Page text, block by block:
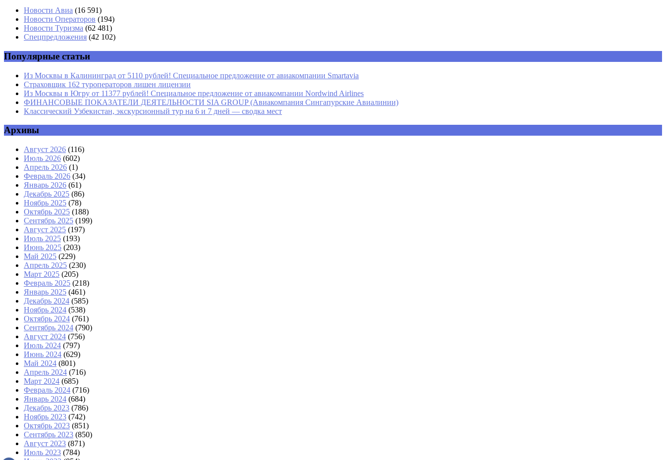
Имя *
Email*
Новости Авиа (16 591)
Новости Операторов (194)
Новости Туризма (62 481)
Спецпредложения (42 102)
Популярные статьи
Из Москвы в Калининград от 5110 рублей! Специальное предложение от авиакомпании Smartavia
Страховщик 162 туроператоров лишен лицензии
Из Москвы в Югру от 11377 рублей! Специальное предложение от авиакомпании Nordwind Airlines
ФИНАНСОВЫЕ ПОКАЗАТЕЛИ ДЕЯТЕЛЬНОСТИ SIA GROUP (Авиакомпания Сингапурские Авиалинии)
Классический Узбекистан, экскурсионный тур на 6 и 7 дней — сводка мест
Архивы
Август 2026 (116)
Июль 2026 (602)
Апрель 2026 (1)
Февраль 2026 (34)
Январь 2026 (61)
Декабрь 2025 (86)
Ноябрь 2025 (78)
Октябрь 2025 (188)
Сентябрь 2025 (199)
Август 2025 (197)
Июль 2025 (193)
Июнь 2025 (203)
Май 2025 (229)
Апрель 2025 (230)
Март 2025 (205)
Февраль 2025 (218)
Январь 2025 (461)
Декабрь 2024 (585)
Ноябрь 2024 (538)
Октябрь 2024 (761)
Сентябрь 2024 (790)
Август 2024 (756)
Июль 2024 (797)
Июнь 2024 (629)
Май 2024 (801)
Апрель 2024 (716)
Март 2024 (685)
Февраль 2024 (716)
Январь 2024 (684)
Декабрь 2023 (786)
Ноябрь 2023 (742)
Октябрь 2023 (851)
Сентябрь 2023 (850)
Август 2023 (871)
Июль 2023 (784)